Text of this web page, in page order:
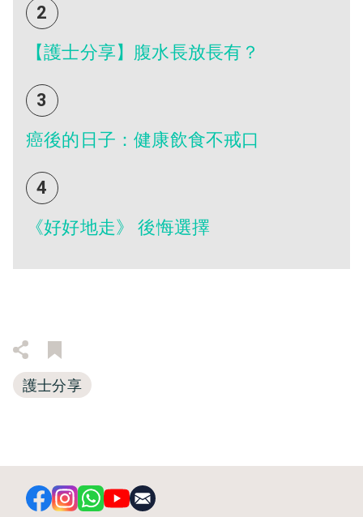
2
【護士分享】腹水長放長有？
3
癌後的日子：健康飲食不戒口
4
《好好地走》 後悔選擇
護士分享